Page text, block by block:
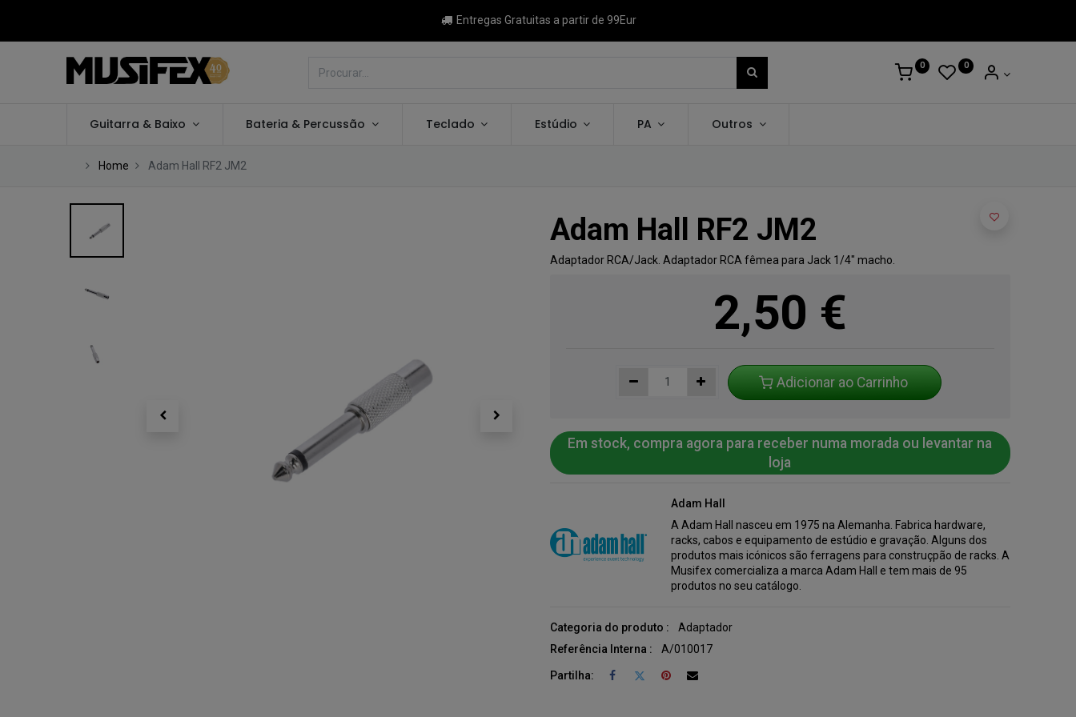
Entregas Gratuitas a partir de 99Eur
0 0
Guitarra & Baixo Bateria & Percussão Teclado Estúdio PA Outros
Home Adam Hall RF2 JM2
Adam Hall RF2 JM2
Adaptador RCA/Jack. Adaptador RCA fêmea para Jack 1/4" macho.
2,50 €
Adicionar ao Carrinho
Em stock, compra agora para receber numa morada ou levantar na
loja
Adam Hall
A Adam Hall nasceu em 1975 na Alemanha. Fabrica hardware,
racks, cabos e equipamento de estúdio e gravação. Alguns dos
produtos mais icónicos são ferragens para construçpão de racks. A
Musifex comercializa a marca Adam Hall e tem mais de 95
produtos no seu catálogo.
Categoria do produto :
Adaptador
Referência Interna :
A/010017
Partilha: